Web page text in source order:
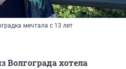
мечтала с 13 лет
Волгограда хотела